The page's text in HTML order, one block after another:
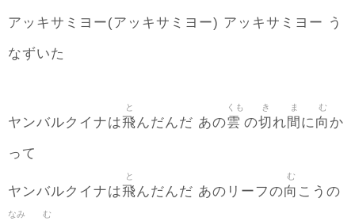
アッキサミヨー(アッキサミヨー) アッキサミヨー う
なずいた
ヤンバルクイナは飛
と
んだんだ あの雲
くも
の切
き
れ間
ま
に向
む
か
って
ヤンバルクイナは飛
と
んだんだ あのリーフの向
む
こうの
なみ む